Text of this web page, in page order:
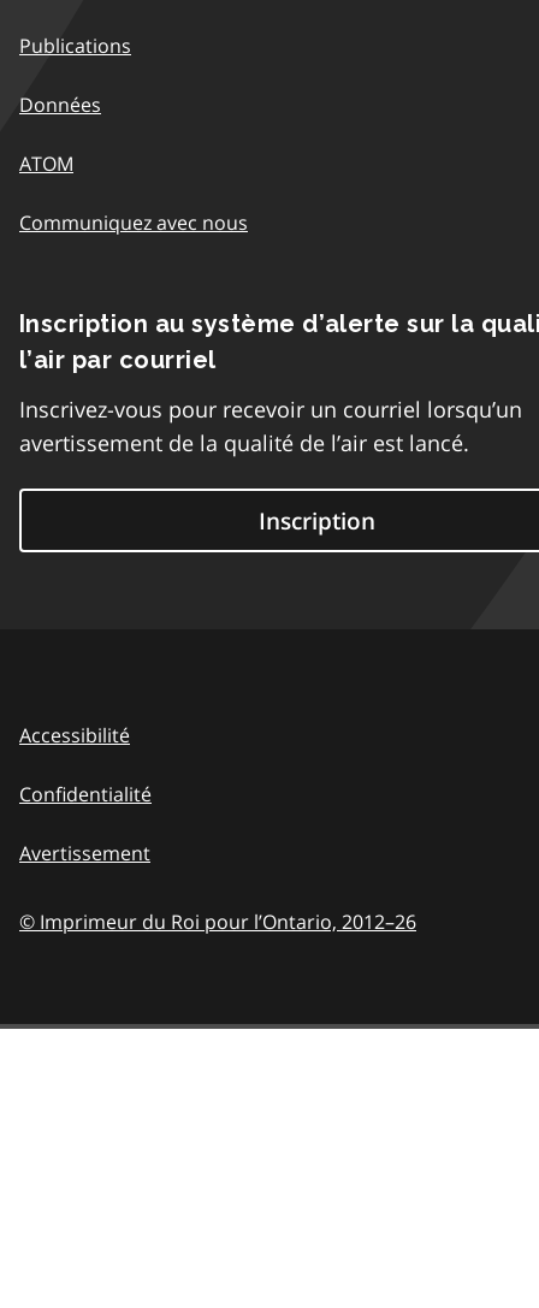
Publications
Données
ATOM
Communiquez avec nous
Inscription au système d’alerte sur la
l’air par courriel
Inscrivez-vous pour recevoir un courriel lorsqu’un
avertissement de la qualité de l’air est lancé.
Inscription
Accessibilité
Confidentialité
Avertissement
© Imprimeur du Roi pour l’Ontario, 2012–26